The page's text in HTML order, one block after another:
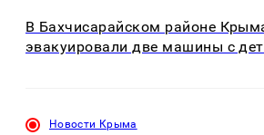
В Бахчисарайском районе
эвакуировали две машины с
Новости Крыма